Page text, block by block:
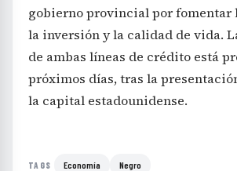
gobierno provincial por fomentar
la inversión y la calidad de vida.
de ambas líneas de crédito está
próximos días, tras la
la capital estadounidense.
TAGS Economía Negro